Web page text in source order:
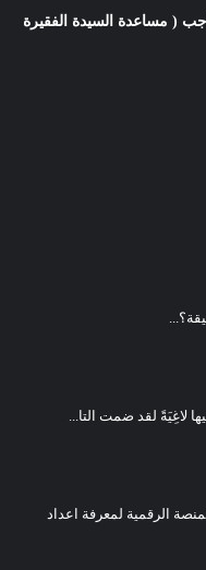
( مساعدة السيدة الفقيرة
الرقمية لمعرفة اعداد